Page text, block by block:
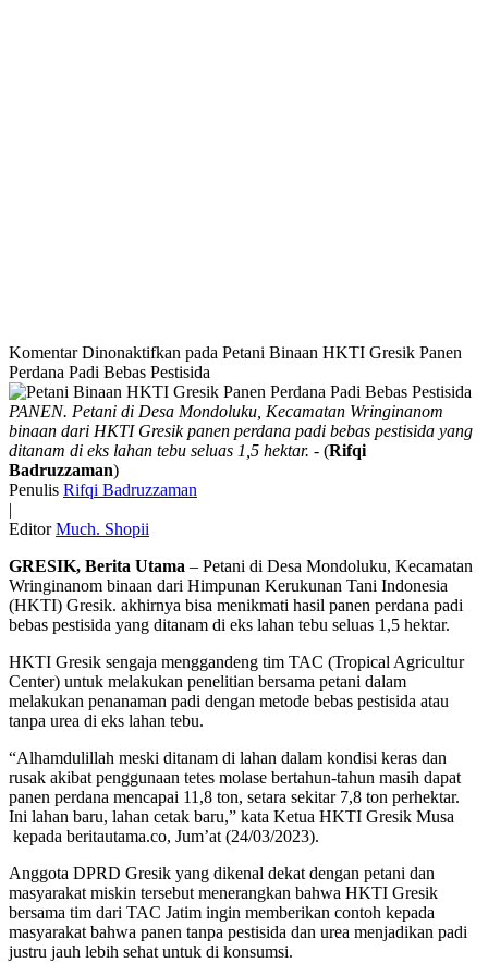
Komentar Dinonaktifkan pada Petani Binaan HKTI Gresik Panen
Perdana Padi Bebas Pestisida
PANEN. Petani di Desa Mondoluku, Kecamatan Wringinanom
binaan dari HKTI Gresik panen perdana padi bebas pestisida yang
ditanam di eks lahan tebu seluas 1,5 hektar. - (Rifqi
Badruzzaman)
Penulis Rifqi Badruzzaman
|
Editor Much. Shopii
GRESIK, Berita Utama – Petani di Desa Mondoluku, Kecamatan
Wringinanom binaan dari Himpunan Kerukunan Tani Indonesia
(HKTI) Gresik. akhirnya bisa menikmati hasil panen perdana padi
bebas pestisida yang ditanam di eks lahan tebu seluas 1,5 hektar.
HKTI Gresik sengaja menggandeng tim TAC (Tropical Agricultur
Center) untuk melakukan penelitian bersama petani dalam
melakukan penanaman padi dengan metode bebas pestisida atau
tanpa urea di eks lahan tebu.
“Alhamdulillah meski ditanam di lahan dalam kondisi keras dan
rusak akibat penggunaan tetes molase bertahun-tahun masih dapat
panen perdana mencapai 11,8 ton, setara sekitar 7,8 ton perhektar.
Ini lahan baru, lahan cetak baru,” kata Ketua HKTI Gresik Musa
kepada beritautama.co, Jum’at (24/03/2023).
Anggota DPRD Gresik yang dikenal dekat dengan petani dan
masyarakat miskin tersebut menerangkan bahwa HKTI Gresik
bersama tim dari TAC Jatim ingin memberikan contoh kepada
masyarakat bahwa panen tanpa pestisida dan urea menjadikan padi
justru jauh lebih sehat untuk di konsumsi.